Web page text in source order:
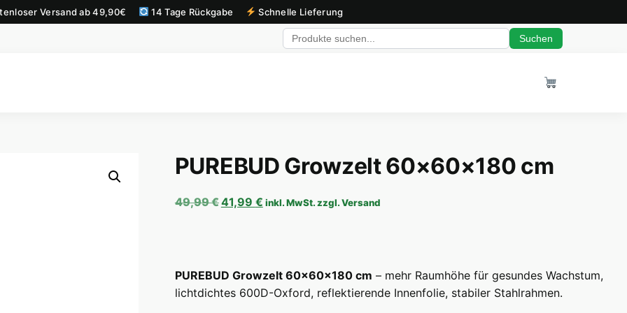
Versand ab 49,90€ 14 Tage Rückgabe Schnelle Lieferung
Suchen
PUREBUD Growzelt 60×60×180 cm
49,99€Ursprünglicher Preis war: 49,99 €
41,99 €Aktueller Preis ist: 41,99 €.
inkl. MwSt. zzgl. Versand
PUREBUD Growzelt 60×60×180 cm – mehr Raumhöhe für gesundes Wachstum,
lichtdichtes 600D-Oxford, reflektierende Innenfolie, stabiler Stahlrahmen.